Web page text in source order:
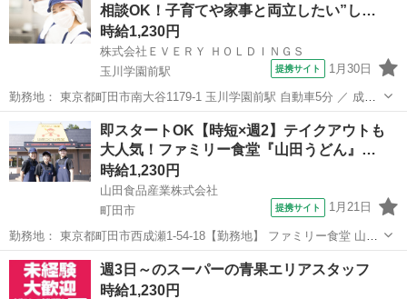
相談OK！子育てや家事と両立したい”し…
時給1,230円
株式会社ＥＶＥＲＹ ＨＯＬＤＩＮＧＳ
玉川学園前駅
提携サイト 1月30日
勤務地： 東京都町田市南大谷1179-1 玉川学園前駅 自動車5分 ／ 成瀬
駅 自動車8分 ／ 町田駅 自動車9分 週勤務日時： 週2日~週5日 05:00〜
10:00／09:00〜15:00／15:00〜20:00 ...
東京 町田市 玉川学園前駅 キッチン
即スタートOK【時短×週2】テイクアウトも
大人気！ファミリー食堂『山田うどん』…
時給1,230円
山田食品産業株式会社
町田市
提携サイト 1月21日
勤務地： 東京都町田市西成瀬1-54-18【勤務地】 ファミリー食堂 山田
うどん食堂 成瀬店 東京都町田市西成瀬1-54-18 週勤務日時： 週2日~
09:00〜14:00／11:00〜14:00／10:00〜14:0...
東京 町田市 キッチン
週3日～のスーパーの青果エリアスタッフ
時給1,230円